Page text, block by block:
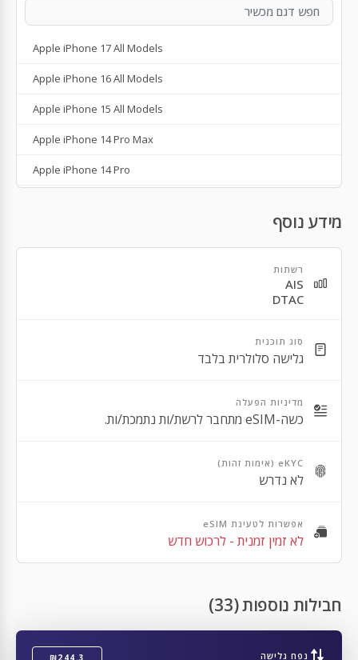
Apple iPhone 17 All Models
Apple iPhone 16 All Models
Apple iPhone 15 All Models
Apple iPhone 14 Pro Max
Apple iPhone 14 Pro
Apple iPhone 12 Pro Max
Apple iPhone 11 Pro Max
Apple iPhone XR
מידע נוסף
רשתות
AIS
DTAC
סוג תוכנית
גלישה סלולרית בלבד
מדיניות הפעלה
כשה-eSIM מתחבר לרשת/ות נתמכת/ות.
eKYC (אימות זהות)
לא נדרש
אפשרות לטעינת eSIM
לא זמין זמנית - לרכוש חדש
חבילות נוספות (33)
נפח גלישה